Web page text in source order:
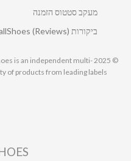
מעקב סטטוס הזמנה
ביקורות MallShoes (Reviews)
is an independent multi-
of products from leading labels.